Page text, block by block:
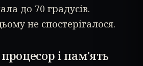
до 70 градусів.
не спостерігалося.
і пам'ять